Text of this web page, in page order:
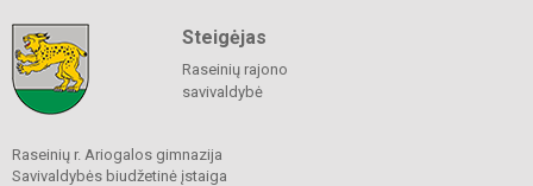
Steigėjas
Raseinių rajono
savivaldybė
Raseinių r. Ariogalos gimnazija
Savivaldybės biudžetinė įstaiga